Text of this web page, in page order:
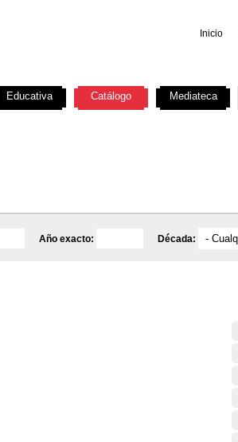
Inicio
Año exacto: Década:
Educativa Catálogo Mediateca